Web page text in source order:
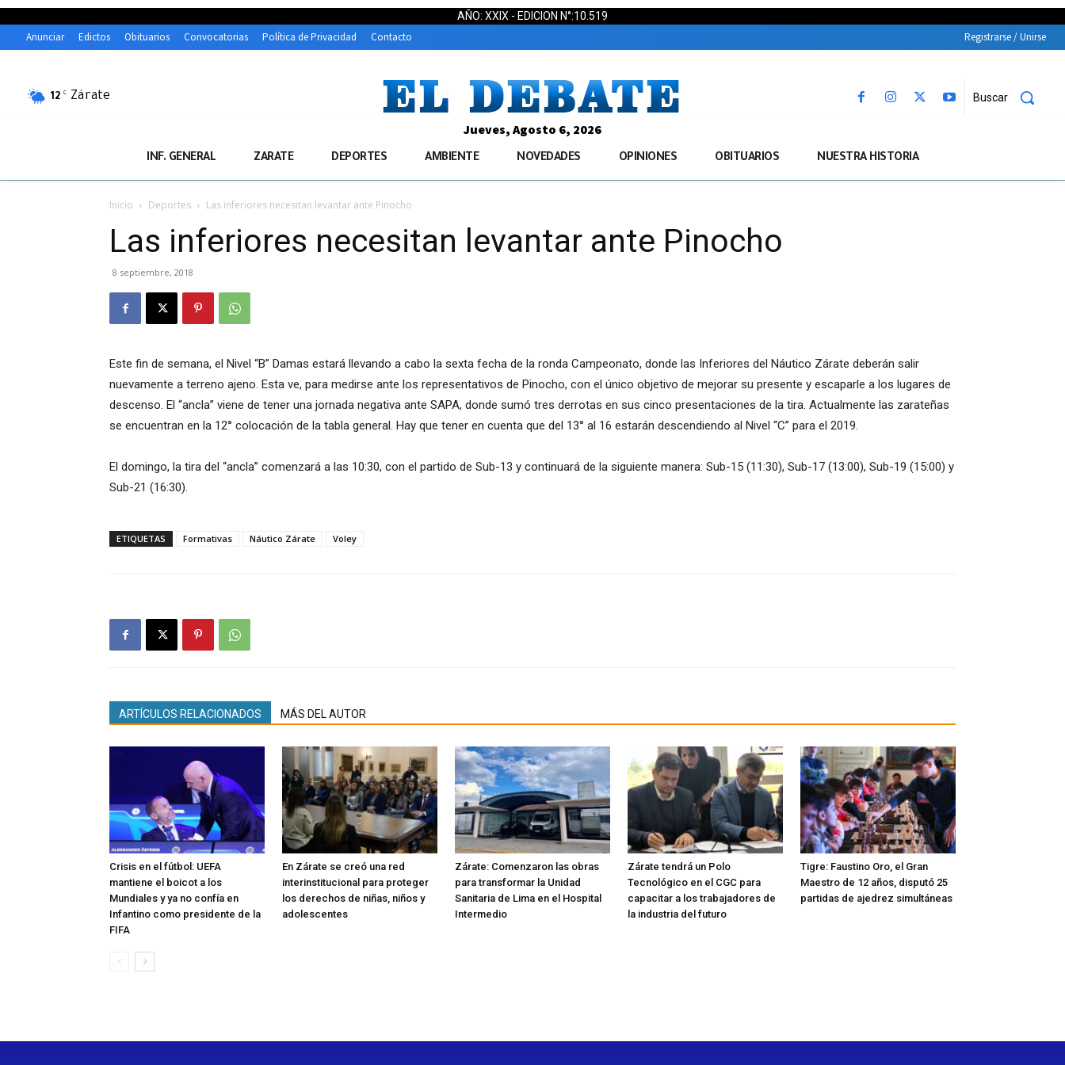
AÑO: XXIX - EDICION N°:10.519
Anunciar Edictos Obituarios Convocatorias Política de Privacidad Contacto Registrarse / Unirse
12 C Zárate Buscar
Jueves, Agosto 6, 2026
INF. GENERAL ZARATE DEPORTES AMBIENTE NOVEDADES OPINIONES OBITUARIOS NUESTRA HISTORIA
Inicio Deportes Las inferiores necesitan levantar ante Pinocho
Las inferiores necesitan levantar ante Pinocho
8 septiembre, 2018
Este fin de semana, el Nivel “B” Damas estará llevando a cabo la sexta fecha de la ronda Campeonato, donde las Inferiores del Náutico Zárate deberán salir
nuevamente a terreno ajeno. Esta ve, para medirse ante los representativos de Pinocho, con el único objetivo de mejorar su presente y escaparle a los lugares de
descenso. El “ancla” viene de tener una jornada negativa ante SAPA, donde sumó tres derrotas en sus cinco presentaciones de la tira. Actualmente las zarateñas
se encuentran en la 12° colocación de la tabla general. Hay que tener en cuenta que del 13° al 16 estarán descendiendo al Nivel “C” para el 2019.
El domingo, la tira del “ancla” comenzará a las 10:30, con el partido de Sub-13 y continuará de la siguiente manera: Sub-15 (11:30), Sub-17 (13:00), Sub-19 (15:00) y
Sub-21 (16:30).
ETIQUETAS Formativas Náutico Zárate Voley
ARTÍCULOS RELACIONADOS MÁS DEL AUTOR
Crisis en el fútbol: UEFA
mantiene el boicot a los
Mundiales y ya no confía en
Infantino como presidente de la
FIFA
En Zárate se creó una red
interinstitucional para proteger
los derechos de niñas, niños y
adolescentes
Zárate: Comenzaron las obras
para transformar la Unidad
Sanitaria de Lima en el Hospital
Intermedio
Zárate tendrá un Polo
Tecnológico en el CGC para
capacitar a los trabajadores de
la industria del futuro
Tigre: Faustino Oro, el Gran
Maestro de 12 años, disputó 25
partidas de ajedrez simultáneas